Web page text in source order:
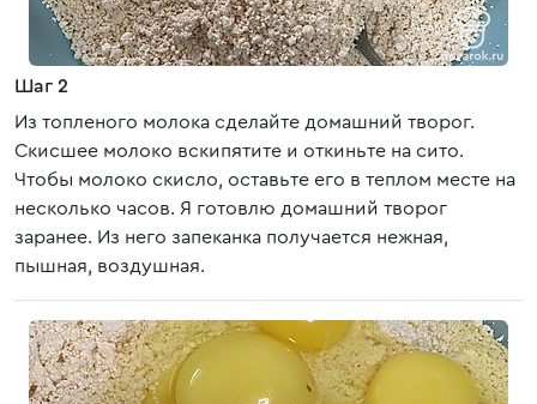
Шаг 2
Из топленого молока сделайте домашний творог.
Скисшее молоко вскипятите и откиньте на сито.
Чтобы молоко скисло, оставьте его в теплом месте на
несколько часов. Я готовлю домашний творог
заранее. Из него запеканка получается нежная,
пышная, воздушная.